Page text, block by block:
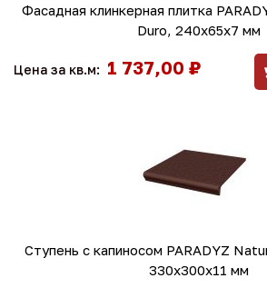
Фасадная клинкерная плитка
Duro, 240x65x7 мм
Цена за кв.м: 1 737,00 ₽
Ступень с капиносом PARADYZ
330x300x11 мм